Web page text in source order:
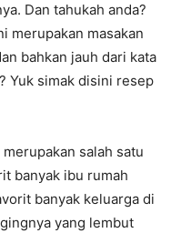
Dan tahukah anda?
merupakan masakan
bahkan jauh dari kata
Yuk simak disini resep
salah satu
banyak ibu rumah
banyak keluarga di
yang lembut